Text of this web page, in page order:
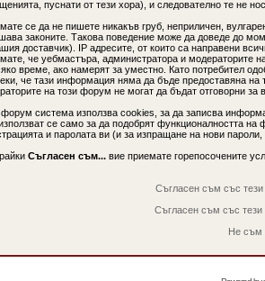
пуснати от тези хора), и следователно те не
се да не пишете никакъв груб, неприличен,
законите. Такова поведение може да доведе до
доставчик). IP адресите, от които са направени
че уебмастъра, администратора и модераторите
време, ако намерят за уместно. Като потребител
че тази информация няма да бъде предоставяна
на този форум не могат да бъдат отговорни за
система използва cookies, за да записва
се само за да подобрят функционалността
и паролата ви (и за изпращане на нови
Съгласен съм... вие приемате горепосочените
Съгласен съм със
Съгласен съм със
Не съм